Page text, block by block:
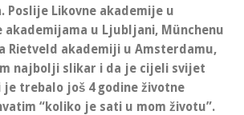
Poslije Likovne akademije u
akademijama u Ljubljani, Münchenu
Rietveld akademiji u Amsterdamu,
najbolji slikar i da je cijeli svijet
je trebalo još 4 godine životne
“koliko je sati u mom životu”.